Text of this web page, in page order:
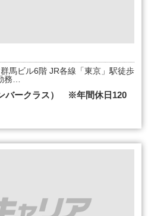
馬ビル6階 JR各線「東京」駅徒歩
務…
バークラス） ※年間休日120